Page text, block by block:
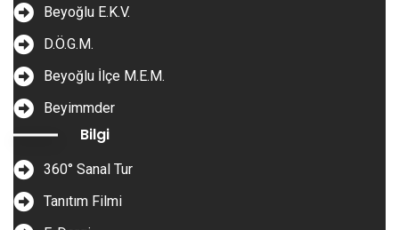
Beyoğlu E.K.V.
D.Ö.G.M.
Beyoğlu İlçe M.E.M.
Beyimmder
Bilgi
360° Sanal Tur
Tanıtım Filmi